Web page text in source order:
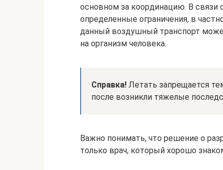
основном за координацию. В
определенные ограничения, в
данный воздушный транспорт
на организм человека.
Справка! Летать запрещается
после возникли тяжелые
Важно понимать, что решение о
только врач, который хорошо